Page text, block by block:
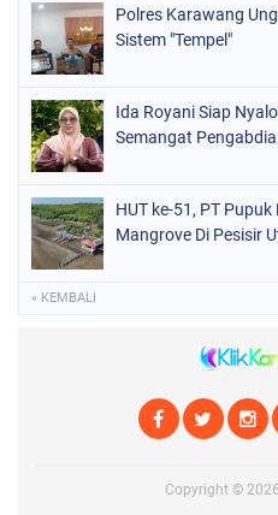
Polres Karawang
Sistem "Tempel"
Ida Royani Siap
Semangat
HUT ke-51, PT
Mangrove Di Pesisir
« KEMBALI
Copyright © 2026